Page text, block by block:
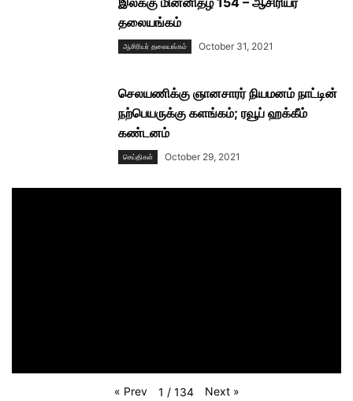
தலையங்கம்
ஆசிரியர் தலையங்கம் October 31, 2021
செலயணிக்கு ஞானசாரர் நியமனம் நாட்டின்
நற்பெயருக்கு களங்கம்; ரவூப் ஹக்கீம்
கண்டனம்
செய்திகள் October 29, 2021
« Prev 1 / 134 Next »